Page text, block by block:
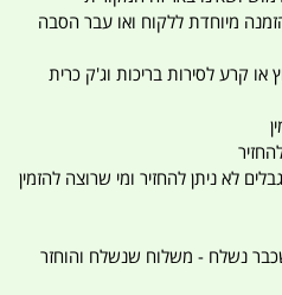
מיוחדת ללקוח ואו עבר הסבה
או קרע לסירות בריכות וג'ק כרית
לא ניתן להחזיר ומי שרוצה להזמין
נשלח - משלוח שנשלח והוחזר